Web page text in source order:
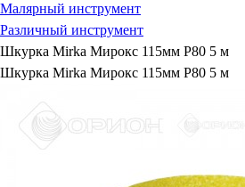
Малярный инструмент
Различный инструмент
Шкурка Mirka Мирокс 115мм Р80 5 м
Шкурка Mirka Мирокс 115мм Р80 5 м